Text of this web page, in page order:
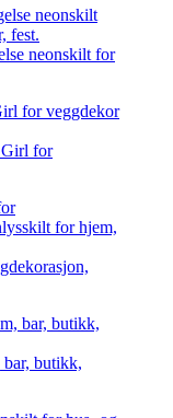
neonskilt for
Girl for
bar, butikk,